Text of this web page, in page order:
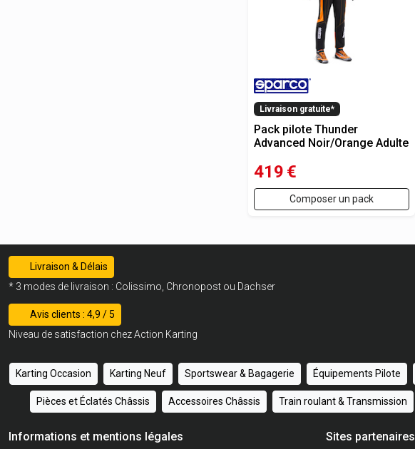
Livraison gratuite*
Pack pilote Thunder
Advanced Noir/Orange Adulte
419 €
Composer un pack
Livraison & Délais
* 3 modes de livraison : Colissimo, Chronopost ou Dachser
Avis clients : 4,9 / 5
Niveau de satisfaction chez Action Karting
Karting Occasion Karting Neuf Sportswear & Bagagerie Équipements Pilote
Pièces et Éclatés Châssis Accessoires Châssis Train roulant & Transmission
Informations et mentions légales Sites partenaires